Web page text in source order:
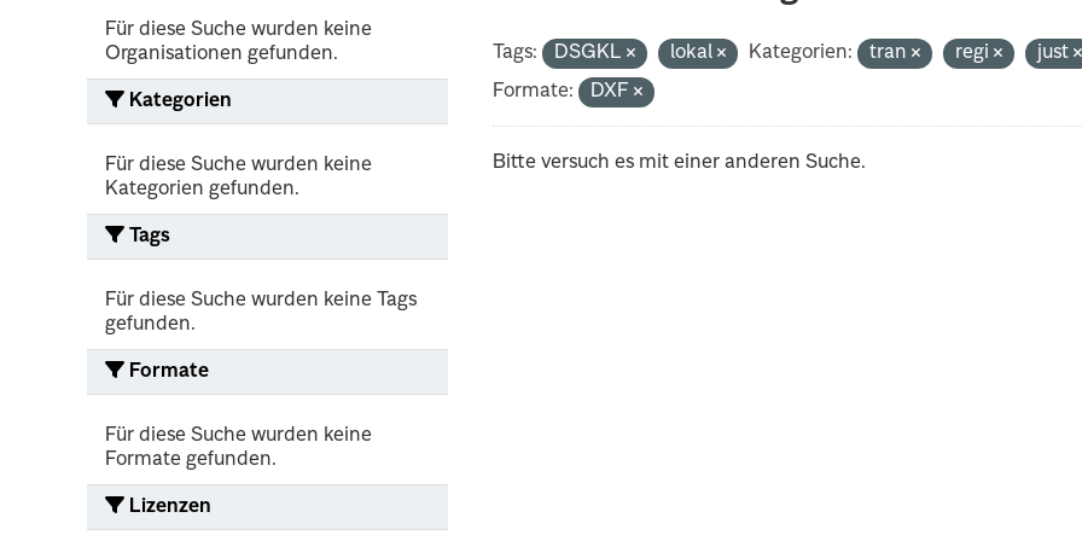
Für diese Suche wurden keine
Organisationen gefunden.
Kategorien
Für diese Suche wurden keine
Kategorien gefunden.
Tags
Für diese Suche wurden keine Tags
gefunden.
Formate
Für diese Suche wurden keine
Formate gefunden.
Lizenzen
Tags: DSGKL lokal Kategorien: tran regi
just
Formate:
DXF
Bitte versuch es mit einer anderen Suche.